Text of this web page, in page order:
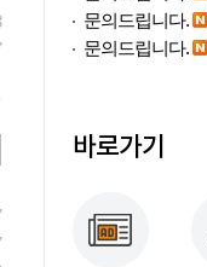
문의드립니다.
문의드립니다.
바로가기